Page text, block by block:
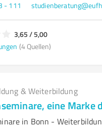
- 111
3,65 / 5,00
(4 Quellen)
& Weiterbildung
eine Marke
in Bonn -